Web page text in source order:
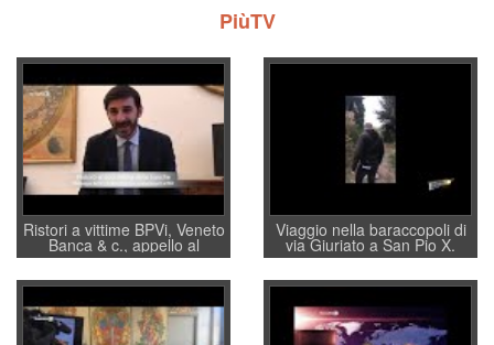
PiùTV
Ristori a vittime BPVi, Veneto
Banca & c., appello al
sottosegretario Alessio
Villarosa: per mettere ordine
convochi con Di Maio CNCU
a supporto della cabina di
regia al Mef
Viaggio nella baraccopoli di
via Giuriato a San Pio X.
Vicenza ai Vicentini: “faremo
un regalo di Natale ai
residenti”